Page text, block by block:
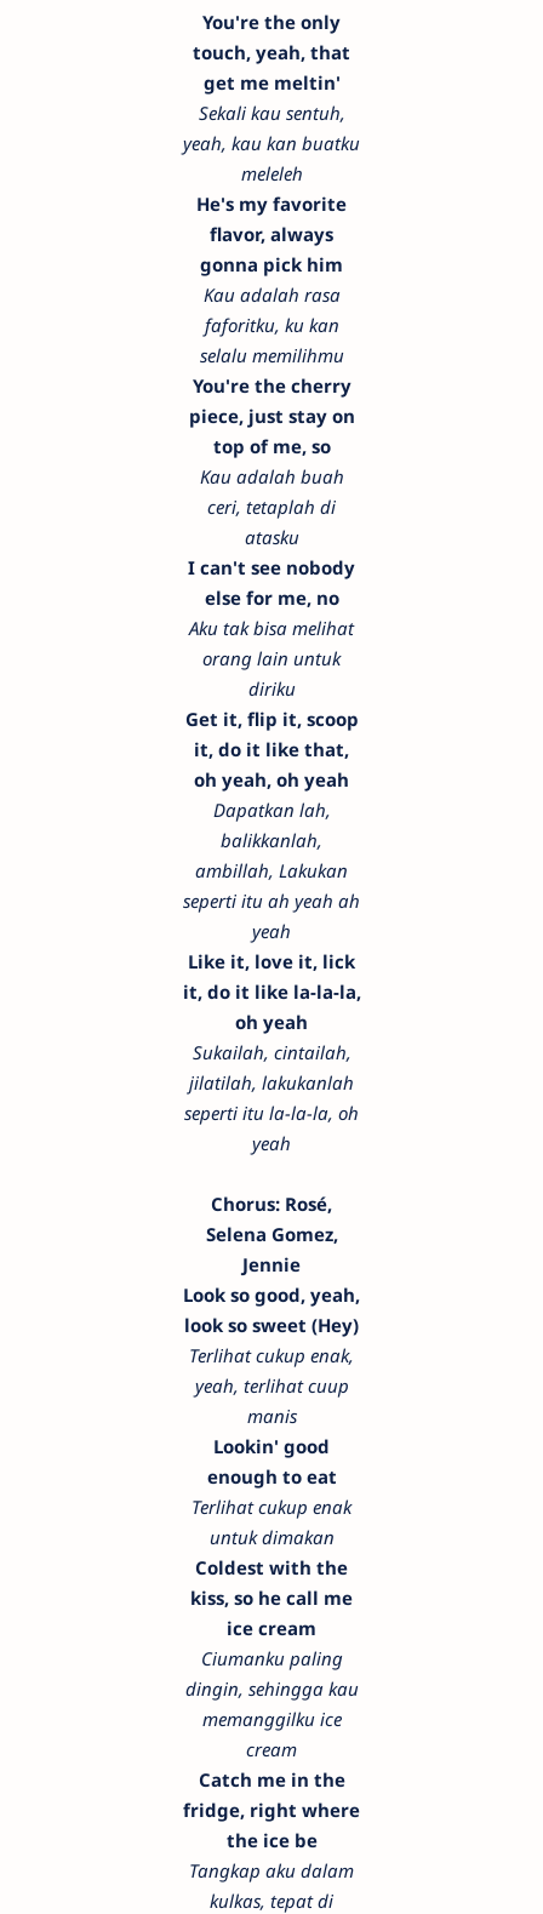
You're the only
touch, yeah, that
get me meltin'
Sekali kau sentuh,
yeah, kau kan buatku
meleleh
He's my favorite
flavor, always
gonna pick him
Kau adalah rasa
faforitku, ku kan
selalu memilihmu
You're the cherry
piece, just stay on
top of me, so
Kau adalah buah
ceri, tetaplah di
atasku
I can't see nobody
else for me, no
Aku tak bisa melihat
orang lain untuk
diriku
Get it, flip it, scoop
it, do it like that,
oh yeah, oh yeah
Dapatkan lah,
balikkanlah,
ambillah, Lakukan
seperti itu ah yeah ah
yeah
Like it, love it, lick
it, do it like la-la-la,
oh yeah
Sukailah, cintailah,
jilatilah, lakukanlah
seperti itu la-la-la, oh
yeah
Chorus: Rosé,
Selena Gomez,
Jennie
Look so good, yeah,
look so sweet (Hey)
Terlihat cukup enak,
yeah, terlihat cuup
manis
Lookin' good
enough to eat
Terlihat cukup enak
untuk dimakan
Coldest with the
kiss, so he call me
ice cream
Ciumanku paling
dingin, sehingga kau
memanggilku ice
cream
Catch me in the
fridge, right where
the ice be
Tangkap aku dalam
kulkas, tepat di